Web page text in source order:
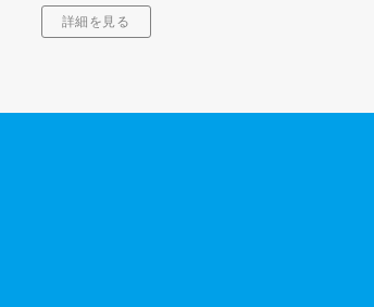
詳細を見る